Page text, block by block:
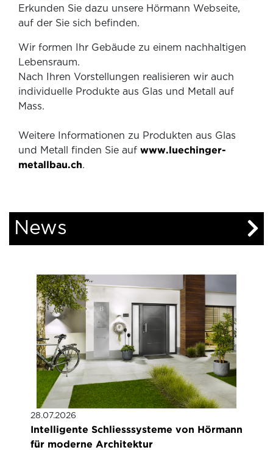
Erkunden Sie dazu unsere Hörmann Webseite,
auf der Sie sich befinden.
Wir formen Ihr Gebäude zu einem nachhaltigen
Lebensraum.
Nach Ihren Vorstellungen realisieren wir auch
individuelle Produkte aus Glas und Metall auf
Mass.
Weitere Informationen zu Produkten aus Glas
und Metall finden Sie auf www.luechinger-
metallbau.ch.
News
28.07.2026
Intelligente Schliesssysteme von Hörmann
für moderne Architektur